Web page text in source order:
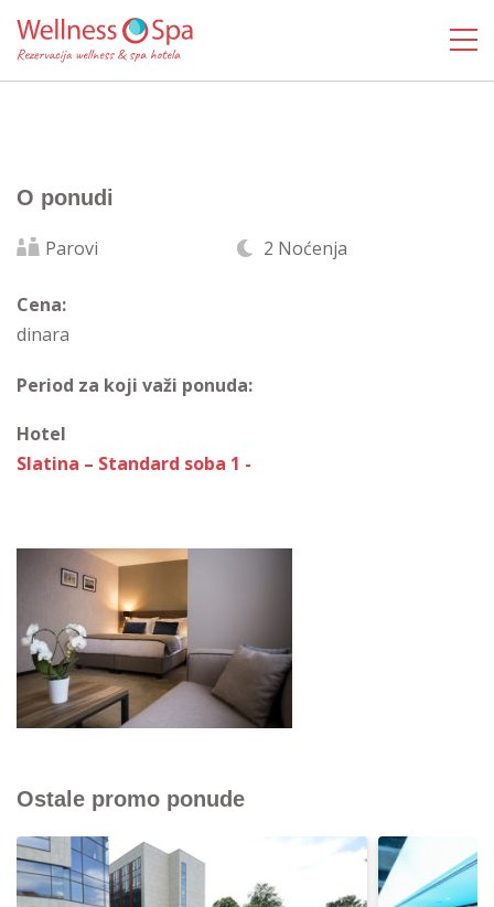
O ponudi
Parovi 2 Noćenja
Cena:
dinara
Period za koji važi ponuda:
Hotel
Slatina – Standard soba 1 -
Ostale promo ponude